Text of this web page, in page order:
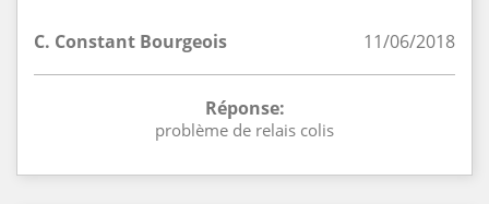
C. Constant Bourgeois 11/06/2018
Réponse:
problème de relais colis